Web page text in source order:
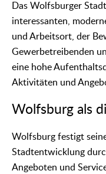
Das Wolfsburger
interessanten,
und Arbeitsort, der
Gewerbetreibenden
eine hohe
Aktivitäten und
Wolfsburg als
Wolfsburg festigt
Stadtentwicklung
Angeboten und